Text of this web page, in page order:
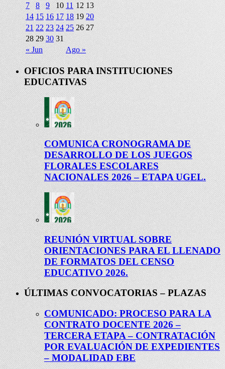
« Jun Ago »
7
8 9 10 11 12 13
14 15 16 17 18 19 20
21 22 23 24 25 26 27
28 29 30 31
OFICIOS PARA INSTITUCIONES
EDUCATIVAS
COMUNICA CRONOGRAMA DE
DESARROLLO DE LOS JUEGOS
FLORALES ESCOLARES
NACIONALES 2026 – ETAPA UGEL.
REUNIÓN VIRTUAL SOBRE
ORIENTACIONES PARA EL LLENADO
DE FORMATOS DEL CENSO
EDUCATIVO 2026.
ÚLTIMAS CONVOCATORIAS – PLAZAS
COMUNICADO: PROCESO PARA LA
CONTRATO DOCENTE 2026 –
TERCERA ETAPA – CONTRATACIÓN
POR EVALUACIÓN DE EXPEDIENTES
– MODALIDAD EBE